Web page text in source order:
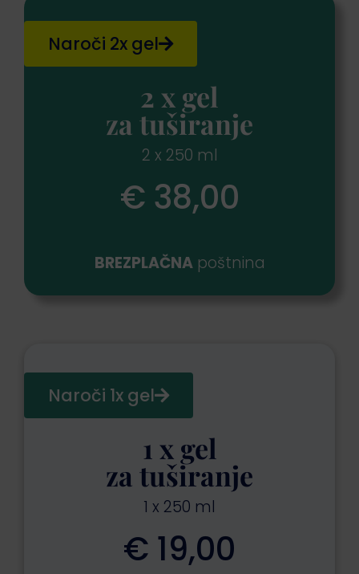
Naroči 2x gel
2 x gel
za tuširanje
2 x 250 ml
€ 38,00
BREZPLAČNApoštnina
Naroči 1x gel
1 x gel
za tuširanje
1 x 250 ml
€ 19,00